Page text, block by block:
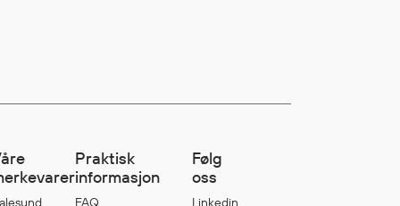
Praktisk
informasjon
FAQ
Følg
oss
Linkedin